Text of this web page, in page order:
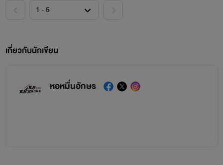
เกี่ยวกับนักเขียน
หอหมื่นอักษร